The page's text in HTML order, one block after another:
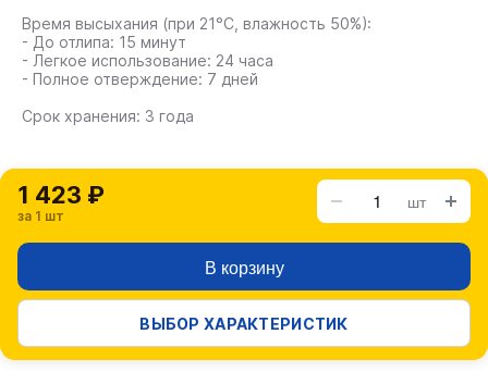
Время высыхания (при 21°C, влажность 50%):
- До отлипа: 15 минут
- Легкое использование: 24 часа
- Полное отверждение: 7 дней
Срок хранения: 3 года
1 423 ₽
за 1 шт
шт
В корзину
ВЫБОР ХАРАКТЕРИСТИК